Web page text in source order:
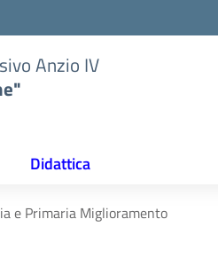
Anzio IV
Didattica
e Primaria Miglioramento